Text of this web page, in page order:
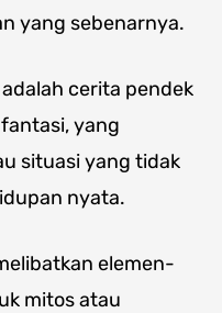
yang sebenarnya.
cerita pendek
yang
situasi yang tidak
nyata.
elemen-
mitos atau